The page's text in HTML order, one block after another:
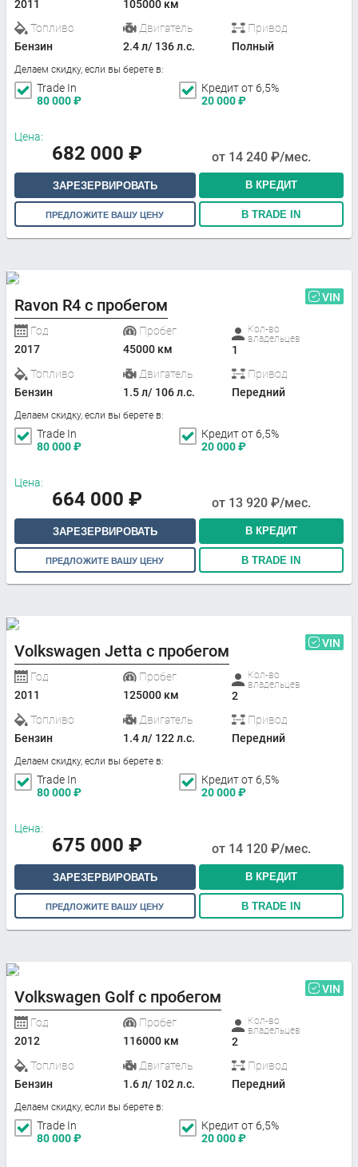
2011
105000 км
Топливо
Бензин
Двигатель
2.4 л/ 136 л.с.
Привод
Полный
Делаем скидку, если вы берете в:
Trade In
80 000₽
Кредит от 6,5%
20 000₽
Цена:
682 000 ₽ от 14 240 ₽/мес.
ЗАРЕЗЕРВИРОВАТЬ В КРЕДИТ
ПРЕДЛОЖИТЕ ВАШУ ЦЕНУ В TRADE IN
Ravon R4 с пробегом VIN
Год
2017
Пробег
45000 км
Кол-во
владельцев
1
Топливо
Бензин
Двигатель
1.5 л/ 106 л.с.
Привод
Передний
Делаем скидку, если вы берете в:
Trade In
80 000₽
Кредит от 6,5%
20 000₽
Цена:
664 000 ₽ от 13 920 ₽/мес.
ЗАРЕЗЕРВИРОВАТЬ В КРЕДИТ
ПРЕДЛОЖИТЕ ВАШУ ЦЕНУ В TRADE IN
Volkswagen Jetta с пробегом VIN
Год
2011
Пробег
125000 км
Кол-во
владельцев
2
Топливо
Бензин
Двигатель
1.4 л/ 122 л.с.
Привод
Передний
Делаем скидку, если вы берете в:
Trade In
80 000₽
Кредит от 6,5%
20 000₽
Цена:
675 000 ₽ от 14 120 ₽/мес.
ЗАРЕЗЕРВИРОВАТЬ В КРЕДИТ
ПРЕДЛОЖИТЕ ВАШУ ЦЕНУ В TRADE IN
Volkswagen Golf с пробегом VIN
Год
2012
Пробег
116000 км
Кол-во
владельцев
2
Топливо
Бензин
Двигатель
1.6 л/ 102 л.с.
Привод
Передний
Делаем скидку, если вы берете в:
Trade In
80 000₽
Кредит от 6,5%
20 000₽